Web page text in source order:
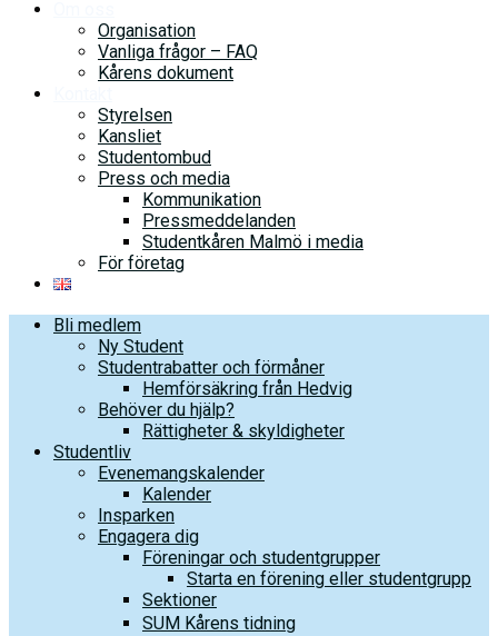
Organisation
Vanliga frågor – FAQ
Kårens dokument
Styrelsen
Kansliet
Studentombud
Press och media
Kommunikation
Pressmeddelanden
Studentkåren Malmö i media
För företag
Bli medlem
Ny Student
Studentrabatter och förmåner
Hemförsäkring från Hedvig
Behöver du hjälp?
Rättigheter & skyldigheter
Studentliv
Evenemangskalender
Kalender
Insparken
Engagera dig
Föreningar och studentgrupper
Starta en förening eller studentgrupp
Sektioner
SUM Kårens tidning